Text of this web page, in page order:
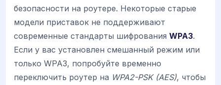
безопасности на роутере. Некоторые старые
модели приставок не поддерживают
современные стандарты шифрования WPA3.
Если у вас установлен смешанный режим или
только WPA3, попробуйте временно
переключить роутер на WPA2-PSK (AES), чтобы